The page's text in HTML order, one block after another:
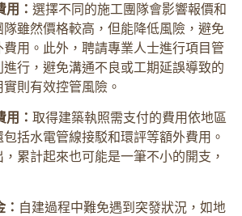
： 選擇不同的施工團隊會影響報價和
雖然價格較高，但能降低風險，避免
用。此外，聘請專業人士進行項目管
行，避免溝通不良或工期延誤導致的
則有效控管風險。
： 取得建築執照需支付的費用依地區
括水電管線接駁和環評等額外費用。
累計起來也可能是一筆不小的開支，
自建過程中難免遇到突發狀況，如地